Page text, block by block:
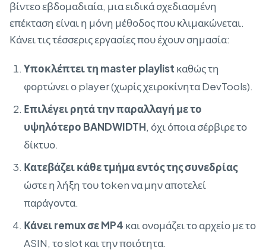
βίντεο εβδομαδιαία, μια ειδικά σχεδιασμένη
επέκταση είναι η μόνη μέθοδος που κλιμακώνεται.
Κάνει τις τέσσερις εργασίες που έχουν σημασία:
Υποκλέπτει τη master playlist καθώς τη
φορτώνει ο player (χωρίς χειροκίνητα DevTools).
Επιλέγει ρητά την παραλλαγή με το
υψηλότερο BANDWIDTH, όχι όποια σέρβιρε το
δίκτυο.
Κατεβάζει κάθε τμήμα εντός της συνεδρίας
ώστε η λήξη του token να μην αποτελεί
παράγοντα.
Κάνει remux σε MP4 και ονομάζει το αρχείο με το
ASIN, το slot και την ποιότητα.